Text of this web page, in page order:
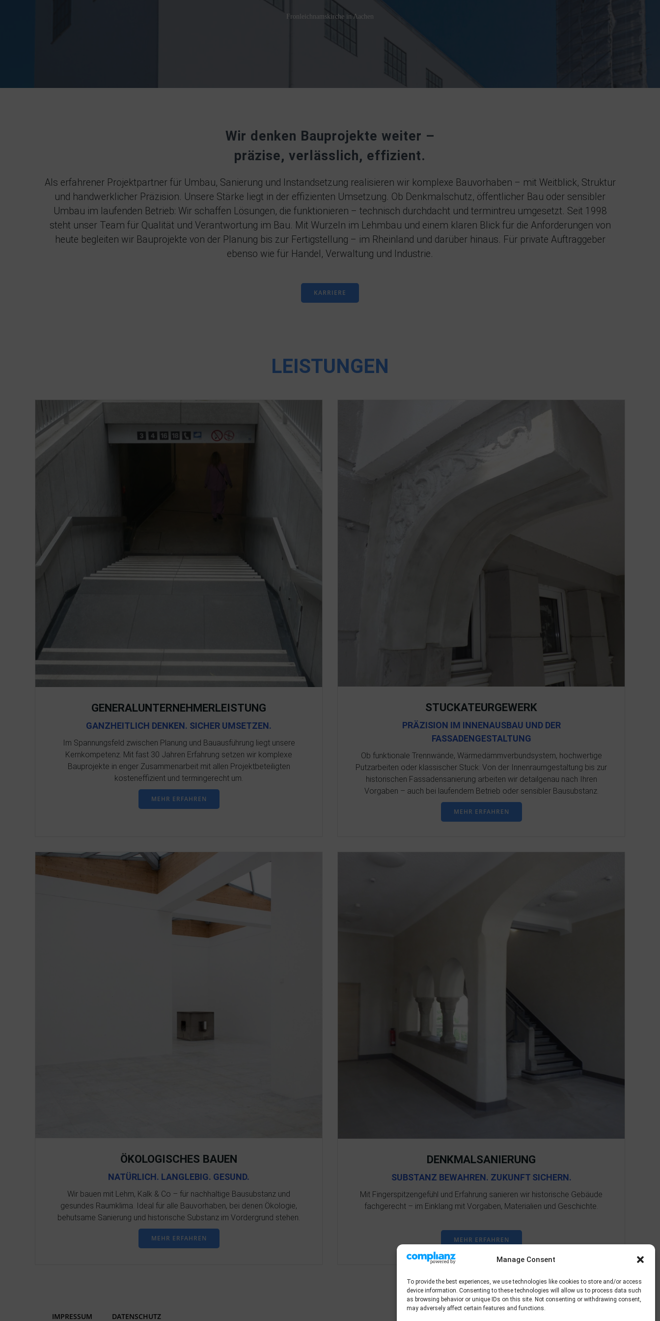
Manage Consent
To provide the best experiences, we use technologies like cookies to store and/or access
device information. Consenting to these technologies will allow us to process data such
as browsing behavior or unique IDs on this site. Not consenting or withdrawing consent,
may adversely affect certain features and functions.
Fronleichnamskirche in Aachen
Wir denken Bauprojekte weiter –
präzise, verlässlich, effizient.
Als erfahrener Projektpartner für Umbau, Sanierung und Instandsetzung realisieren wir komplexe Bauvorhaben – mit Weitblick, Struktur
und handwerklicher Präzision. Unsere Stärke liegt in der effizienten Umsetzung. Ob Denkmalschutz, öffentlicher Bau oder sensibler
Umbau im laufenden Betrieb: Wir schaffen Lösungen, die funktionieren – technisch durchdacht und termintreu umgesetzt. Seit 1998
steht unser Team für Qualität und Verantwortung im Bau. Mit Wurzeln im Lehmbau und einem klaren Blick für die Anforderungen von
heute begleiten wir Bauprojekte von der Planung bis zur Fertigstellung – im Rheinland und darüber hinaus. Für private Auftraggeber
ebenso wie für Handel, Verwaltung und Industrie.
KARRIERE
LEISTUNGEN
GENERALUNTERNEHMERLEISTUNG
GANZHEITLICH DENKEN. SICHER UMSETZEN.
Im Spannungsfeld zwischen Planung und Bauausführung liegt unsere
Kernkompetenz. Mit fast 30 Jahren Erfahrung setzen wir komplexe
Bauprojekte in enger Zusammenarbeit mit allen Projektbeteiligten
kosteneffizient und termingerecht um.
MEHR ERFAHREN
STUCKATEURGEWERK
PRÄZISION IM INNENAUSBAU UND DER
FASSADENGESTALTUNG
Ob funktionale Trennwände, Wärmedämmverbundsystem, hochwertige
Putzarbeiten oder klassischer Stuck: Von der Innenraumgestaltung bis zur
historischen Fassadensanierung arbeiten wir detailgenau nach Ihren
Vorgaben – auch bei laufendem Betrieb oder sensibler Bausubstanz.
MEHR ERFAHREN
ÖKOLOGISCHES BAUEN
NATÜRLICH. LANGLEBIG. GESUND.
Wir bauen mit Lehm, Kalk & Co – für nachhaltige Bausubstanz und
gesundes Raumklima. Ideal für alle Bauvorhaben, bei denen Ökologie,
behutsame Sanierung und historische Substanz im Vordergrund stehen.
MEHR ERFAHREN
DENKMALSANIERUNG
SUBSTANZ BEWAHREN. ZUKUNFT SICHERN.
Mit Fingerspitzengefühl und Erfahrung sanieren wir historische Gebäude
fachgerecht – im Einklang mit Vorgaben, Materialien und Geschichte.
MEHR ERFAHREN
IMPRESSUM DATENSCHUTZ